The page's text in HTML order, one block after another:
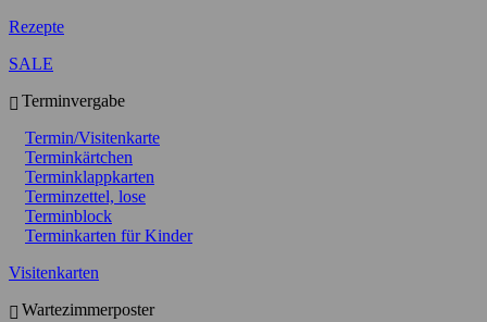
Rezepte
SALE
Terminvergabe
Termin/Visitenkarte
Terminkärtchen
Terminklappkarten
Terminzettel, lose
Terminblock
Terminkarten für Kinder
Visitenkarten
Wartezimmerposter